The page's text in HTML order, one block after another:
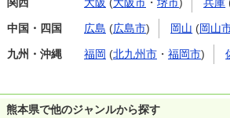
中国・四国 広島 (広島市) 岡山 (岡山
九州・沖縄 福岡 (北九州市 ・ 福岡市)
熊本県で他のジャンルから探す